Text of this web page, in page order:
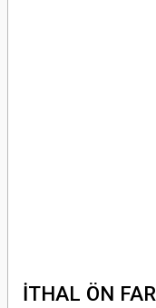
İTHAL ÖN